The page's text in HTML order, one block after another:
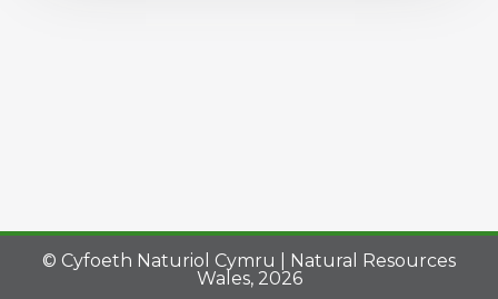
© Cyfoeth Naturiol Cymru | Natural Resources
Wales, 2026